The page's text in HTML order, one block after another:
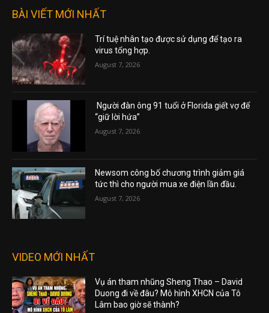
BÀI VIẾT MỚI NHẤT
Trí tuệ nhân tạo được sử dụng để tạo ra
virus tổng hợp.
August 7, 2026
Người đàn ông 91 tuổi ở Florida giết vợ để
“giữ lời hứa”
August 7, 2026
Newsom công bố chương trình giảm giá
tức thì cho người mua xe điện lần đầu.
August 7, 2026
VIDEO MỚI NHẤT
Vụ án tham nhũng Sheng Thao – David
Duong đi về đâu? Mô hình XHCN của Tô
Lâm bao giờ sẽ thành?